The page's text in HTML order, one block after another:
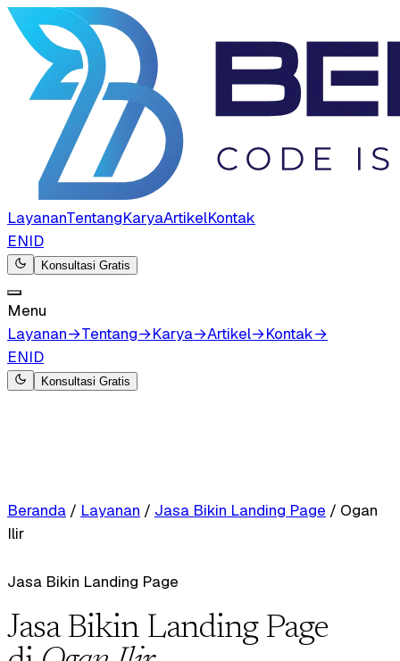
LayananTentangKaryaArtikelKontak
ENID
Konsultasi Gratis
Menu
Layanan→Tentang→Karya→Artikel→Kontak→
ENID
Konsultasi Gratis
Beranda / Layanan / Jasa Bikin Landing Page / Ogan
Ilir
Jasa Bikin Landing Page
Jasa Bikin Landing Page